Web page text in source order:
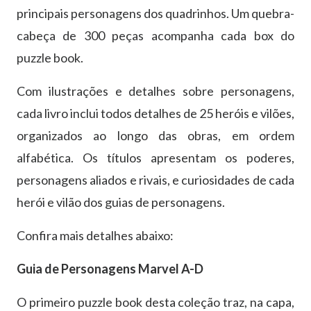
principais personagens dos quadrinhos. Um quebra-
cabeça de 300 peças acompanha cada box do
puzzle book.
Com ilustrações e detalhes sobre personagens,
cada livro inclui todos detalhes de 25 heróis e vilões,
organizados ao longo das obras, em ordem
alfabética. Os títulos apresentam os poderes,
personagens aliados e rivais, e curiosidades de cada
herói e vilão dos guias de personagens.
Confira mais detalhes abaixo:
Guia de Personagens Marvel A-D
O primeiro puzzle book desta coleção traz, na capa,